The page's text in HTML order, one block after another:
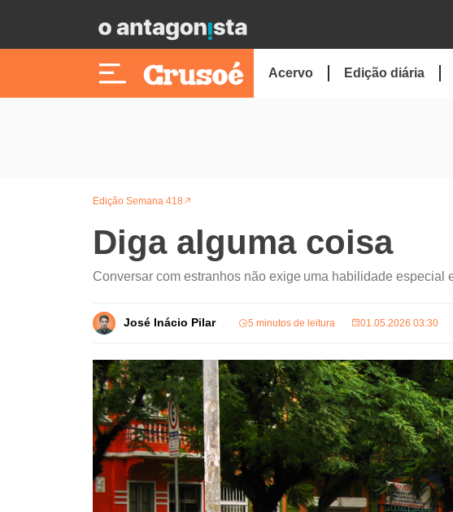
Acervo Edição diária
Edição Semana 418
Diga alguma coisa
Conversar com estranhos não exige uma habilidade
José Inácio Pilar 5 minutos de leitura 01.05.2026 03:30